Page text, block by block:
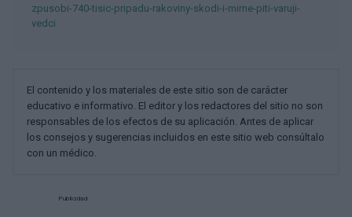
zpusobi-740-tisic-pripadu-rakoviny-skodi-i-mirne-piti-varuji-
vedci
El contenido y los materiales de este sitio son de carácter
educativo e informativo. El editor y los redactores del sitio no son
responsables de los efectos de su aplicación. Antes de aplicar
los consejos y sugerencias incluidos en este sitio web consúltalo
con un médico.
Publicidad: